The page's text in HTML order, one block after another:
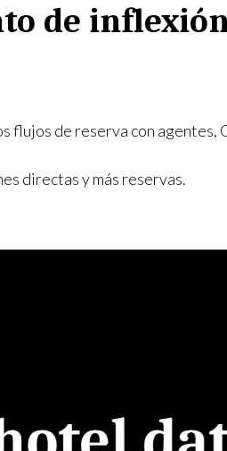
de
de reserva con agentes,
directas y más reservas.